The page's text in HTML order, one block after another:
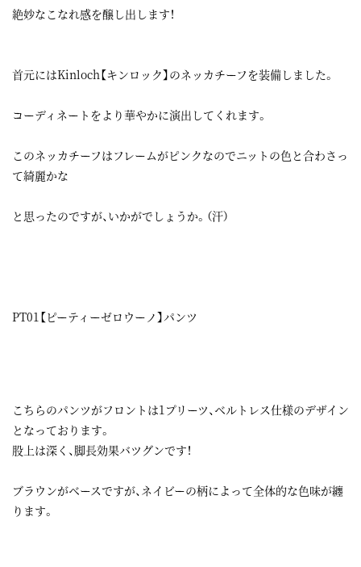
絶妙なこなれ感を醸し出します！
首元にはKinloch【キンロック】のネッカチーフを装備しました。
コーディネートをより華やかに演出してくれます。
このネッカチーフはフレームがピンクなのでニットの色と合わさっ
て綺麗かな
と思ったのですが、いかがでしょうか。（汗）
PT01【ピーティーゼロウーノ】パンツ
こちらのパンツがフロントは1プリーツ、ベルトレス仕様のデザイン
となっております。
股上は深く、脚長効果バツグンです！
ブラウンがベースですが、ネイビーの柄によって全体的な色味が纏
ります。